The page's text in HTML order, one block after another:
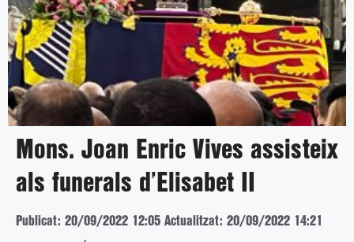
Mons. Joan Enric Vives assisteix
als funerals d’Elisabet II
Publicat: 20/09/2022 12:05 Actualitzat: 20/09/2022 14:21